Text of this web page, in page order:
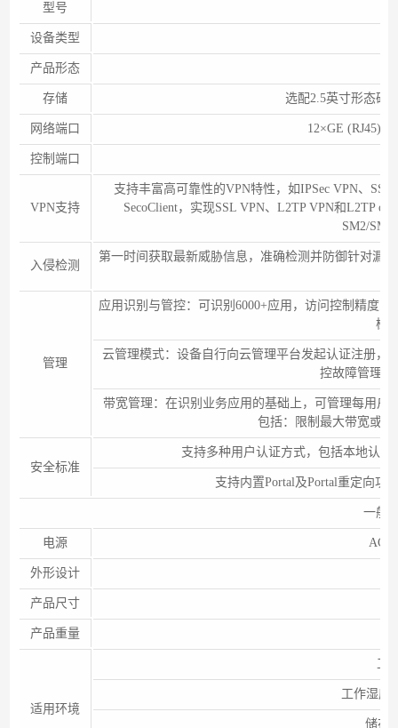
型号
设备类型
产品形态
存储 选配2.5英寸形态硬
网络端口 12×GE
控制端口
VPN支持
支持丰富高可靠性的VPN特性，如IPSec VPN、
SecoClient，实现SSL VPN、L2TP VPN和L2TP
SM2/
入侵检测
第一时间获取最新威胁信息，准确检测并防御针对漏
管理
应用识别与管控：可识别6000+应用，访问控制精度
检
云管理模式：设备自行向云管理平台发起认证注册，
控故障管理，
带宽管理：在识别业务应用的基础上，可管理每用
包括：限制最大带宽或
安全标准
支持多种用户认证方式，包括本地认
支持内置Portal及Portal重定向功
一般
电源 AC
外形设计
产品尺寸
产品重量
适用环境
工
工作湿度
储存